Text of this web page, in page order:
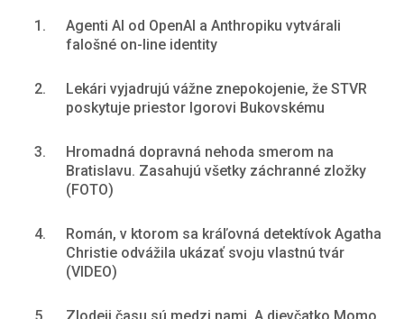
1.
Agenti AI od OpenAI a Anthropiku vytvárali
falošné on-line identity
2.
Lekári vyjadrujú vážne znepokojenie, že STVR
poskytuje priestor Igorovi Bukovskému
3.
Hromadná dopravná nehoda smerom na
Bratislavu. Zasahujú všetky záchranné zložky
(FOTO)
4.
Román, v ktorom sa kráľovná detektívok Agatha
Christie odvážila ukázať svoju vlastnú tvár
(VIDEO)